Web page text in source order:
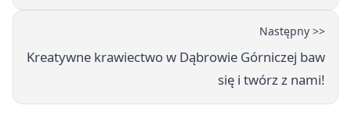
Następny >>
Kreatywne krawiectwo w Dąbrowie Górniczej baw
się i twórz z nami!